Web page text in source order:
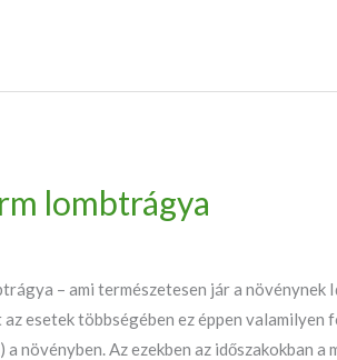
lombtrágya
– ami természetesen jár a
az esetek többségében ez éppen
a növényben. Az ezekben az időszakokban